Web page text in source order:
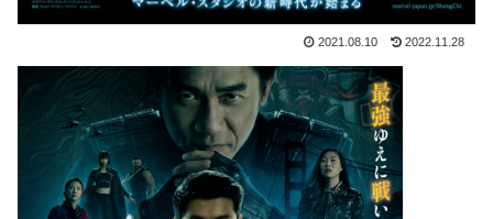
2021.08.10 2022.11.28